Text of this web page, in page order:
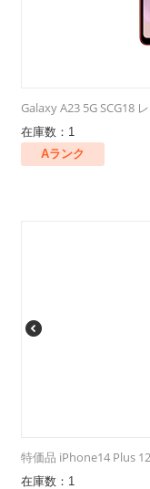
Galaxy A23 5G SCG18
在庫数：1
Aランク
特価品 iPhone14 Plus
在庫数：1